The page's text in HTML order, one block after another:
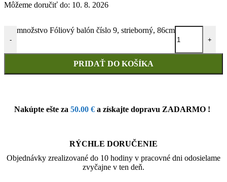
Môžeme doručiť do: 10. 8. 2026
-
množstvo Fóliový balón číslo 9, strieborný, 86cm
+
PRIDAŤ DO KOŠÍKA
Nakúpte ešte za 50.00 € a získajte dopravu ZADARMO !
RÝCHLE DORUČENIE
Objednávky zrealizované do 10 hodiny v pracovné dni odosielame
zvyčajne v ten deň.